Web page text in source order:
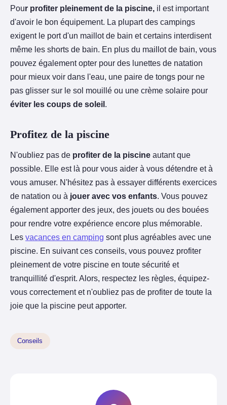
Pour profiter pleinement de la piscine, il est important
d'avoir le bon équipement. La plupart des campings
exigent le port d'un maillot de bain et certains interdisent
même les shorts de bain. En plus du maillot de bain, vous
pouvez également opter pour des lunettes de natation
pour mieux voir dans l'eau, une paire de tongs pour ne
pas glisser sur le sol mouillé ou une crème solaire pour
éviter les coups de soleil .
Profitez de la piscine
N'oubliez pas de profiter de la piscine autant que
possible. Elle est là pour vous aider à vous détendre et à
vous amuser. N'hésitez pas à essayer différents exercices
de natation ou à jouer avec vos enfants. Vous pouvez
également apporter des jeux, des jouets ou des bouées
pour rendre votre expérience encore plus mémorable.
Les vacances en camping sont plus agréables avec une
piscine. En suivant ces conseils, vous pouvez profiter
pleinement de votre piscine en toute sécurité et
tranquillité d'esprit. Alors, respectez les règles, équipez-
vous correctement et n'oubliez pas de profiter de toute la
joie que la piscine peut apporter.
Conseils